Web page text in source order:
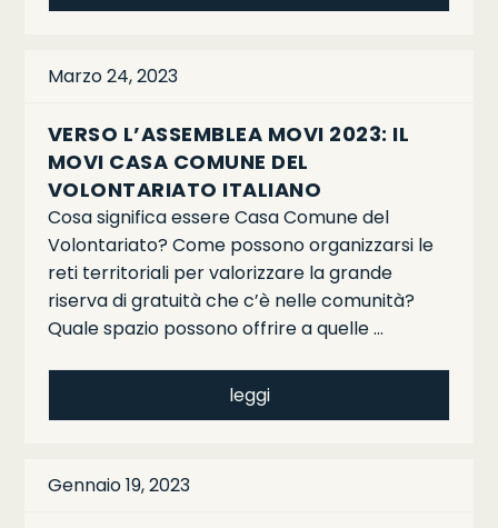
Marzo 24, 2023
VERSO L’ASSEMBLEA MOVI 2023: IL
MOVI CASA COMUNE DEL
VOLONTARIATO ITALIANO
Cosa significa essere Casa Comune del
Volontariato? Come possono organizzarsi le
reti territoriali per valorizzare la grande
riserva di gratuità che c’è nelle comunità?
Quale spazio possono offrire a quelle …
leggi
Gennaio 19, 2023